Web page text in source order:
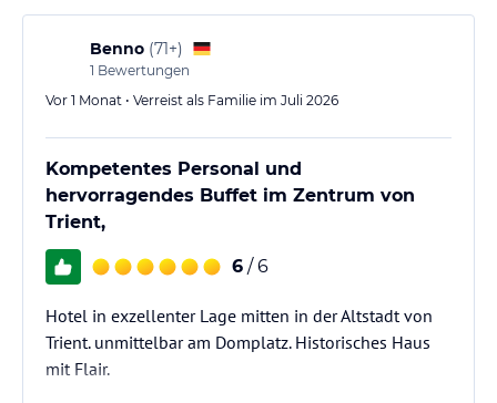
Benno (71+)
1 Bewertungen
Vor 1 Monat • Verreist als Familie im Juli 2026
Kompetentes Personal und
hervorragendes Buffet im Zentrum von
Trient,
6 / 6
Hotel in exzellenter Lage mitten in der Altstadt von
Trient. unmittelbar am Domplatz. Historisches Haus
mit Flair.